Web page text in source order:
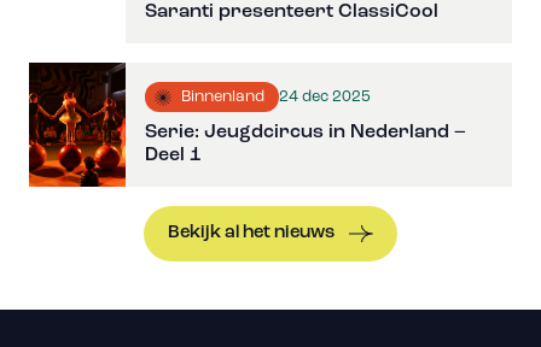
Saranti presenteert ClassiCool
Binnenland 24 dec 2025
Serie: Jeugdcircus in Nederland –
Deel 1
Bekijk al het nieuws